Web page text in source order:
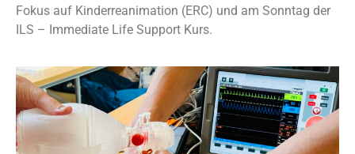
Fokus auf Kinderreanimation (ERC) und am Sonntag der
ILS – Immediate Life Support Kurs.